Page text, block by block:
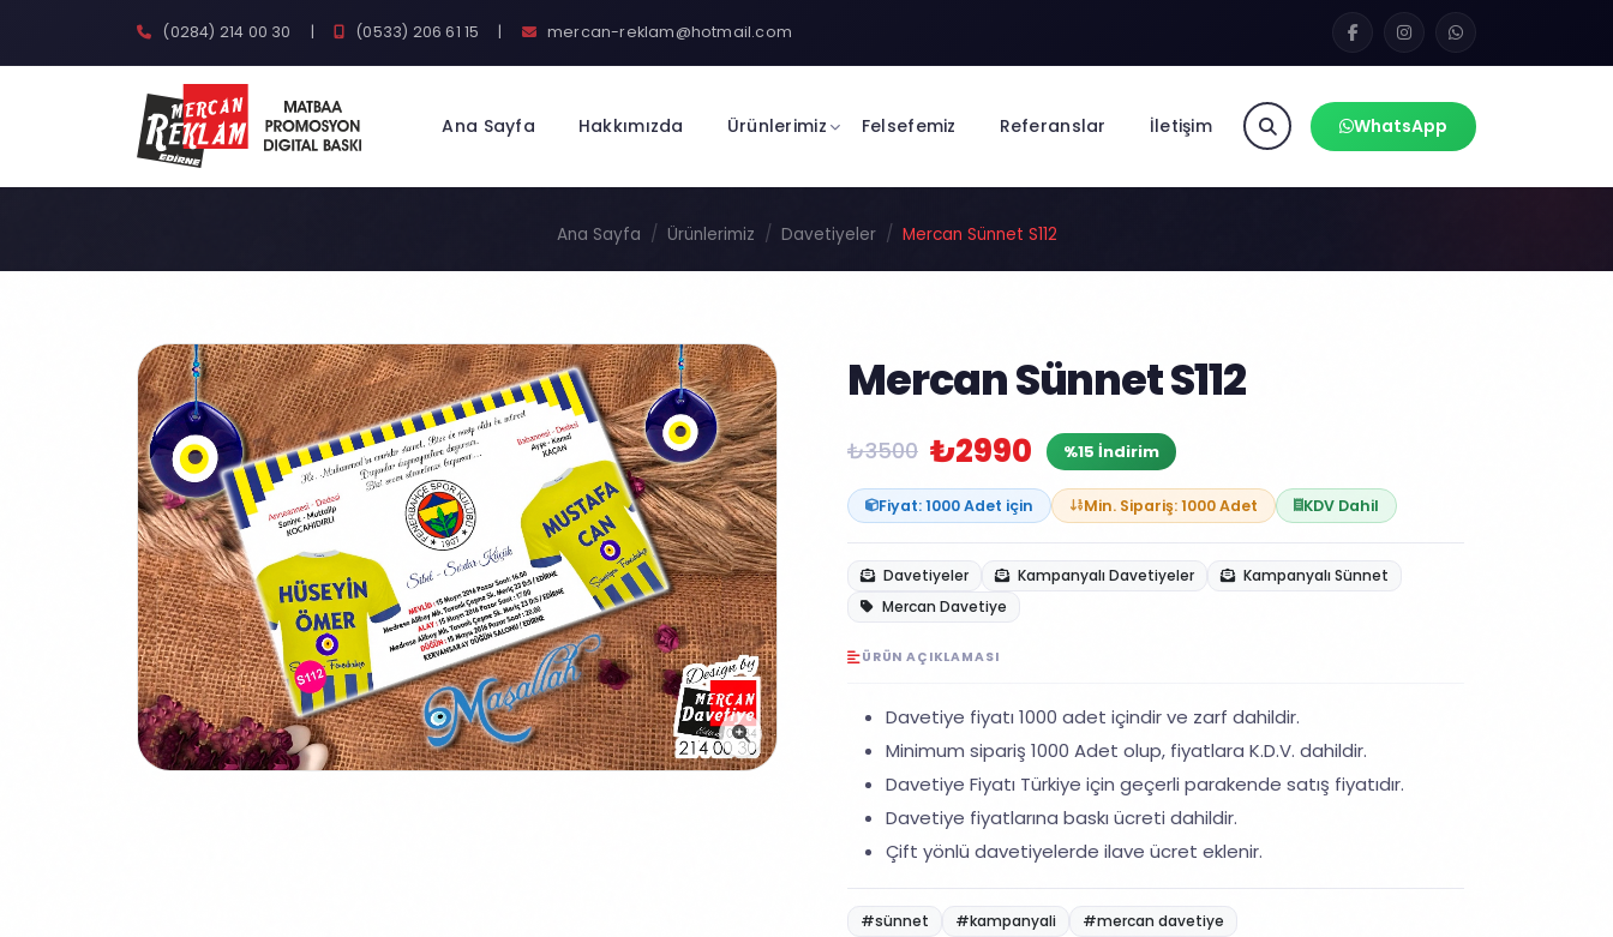
(0284) 214 00 30 | (0533) 206 61 15 | mercan-reklam@hotmail.com
Ana Sayfa Hakkımızda Ürünlerimiz Felsefemiz Referanslar İletişim WhatsApp
Ana Sayfa Ürünlerimiz Davetiyeler Mercan Sünnet S112
Mercan Sünnet S112
₺3500 ₺2990 %15 İndirim
Fiyat: 1000 Adet için Min. Sipariş: 1000 Adet KDV Dahil
Davetiyeler Kampanyalı Davetiyeler
Kampanyalı Sünnet
Mercan Davetiye
ÜRÜN AÇIKLAMASI
Davetiye fiyatı 1000 adet içindir ve zarf dahildir.
Minimum sipariş 1000 Adet olup, fiyatlara K.D.V. dahildir.
Davetiye Fiyatı Türkiye için geçerli parakende satış fiyatıdır.
Davetiye fiyatlarına baskı ücreti dahildir.
Çift yönlü davetiyelerde ilave ücret eklenir.
#sünnet #kampanyali #mercan davetiye